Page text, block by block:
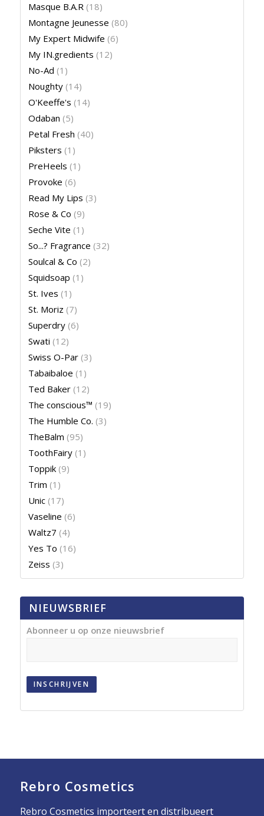
Masque B.A.R (18)
Montagne Jeunesse (80)
My Expert Midwife (6)
My IN.gredients (12)
No-Ad (1)
Noughty (14)
O'Keeffe's (14)
Odaban (5)
Petal Fresh (40)
Piksters (1)
PreHeels (1)
Provoke (6)
Read My Lips (3)
Rose & Co (9)
Seche Vite (1)
So...? Fragrance (32)
Soulcal & Co (2)
Squidsoap (1)
St. Ives (1)
St. Moriz (7)
Superdry (6)
Swati (12)
Swiss O-Par (3)
Tabaibaloe (1)
Ted Baker (12)
The conscious™ (19)
The Humble Co. (3)
TheBalm (95)
ToothFairy (1)
Toppik (9)
Trim (1)
Unic (17)
Vaseline (6)
Waltz7 (4)
Yes To (16)
Zeiss (3)
NIEUWSBRIEF
Abonneer u op onze nieuwsbrief
INSCHRIJVEN
Rebro Cosmetics
Rebro Cosmetics importeert en distribueert